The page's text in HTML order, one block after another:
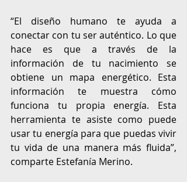
“El diseño humano te ayuda a
conectar con tu ser auténtico. Lo que
hace es que a través de la
información de tu nacimiento se
obtiene un mapa energético. Esta
información te muestra cómo
funciona tu propia energía. Esta
herramienta te asiste como puede
usar tu energía para que puedas vivir
tu vida de una manera más fluida”,
comparte Estefanía Merino.